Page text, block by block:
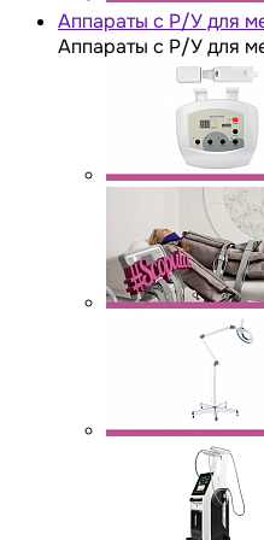
Аппараты с Р/У для
Аппараты с Р/У для